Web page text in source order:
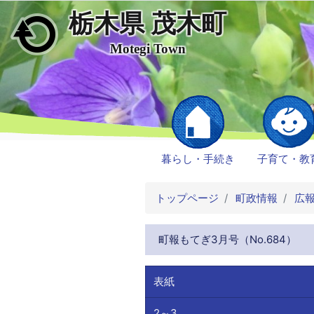
メインコンテンツにスキップ
栃木県 茂木町
Motegi Town
暮らし・手続き 子育て・教
トップページ 町政情報 広報
町報もてぎ3月号（No.684）
表紙